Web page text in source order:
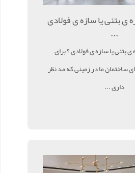
ی بتنی یا سازه ی فولادی
...
ی بتنی یا سازه ی فولادی ؟ برای
ساختمان ما در زمینی که مد نظر
داری ...